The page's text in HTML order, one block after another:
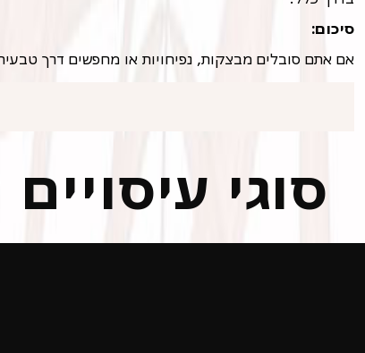
סיכום:
אם אתם סובלים מבצקות, נפיחויות או מחפשים דרך
סוגי